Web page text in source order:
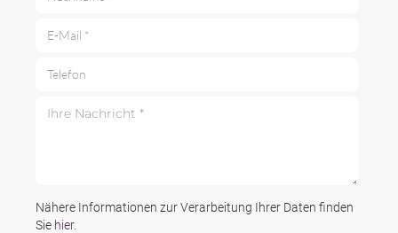
Nähere Informationen zur Verarbeitung Ihrer Daten finden
Sie hier.